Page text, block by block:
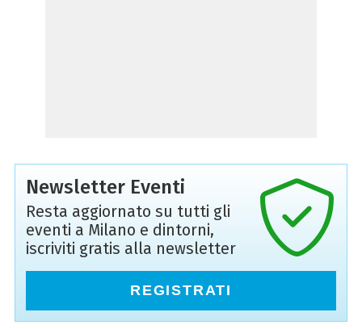
Newsletter Eventi
Resta aggiornato su tutti gli
eventi a Milano e dintorni,
iscriviti gratis alla newsletter
REGISTRATI